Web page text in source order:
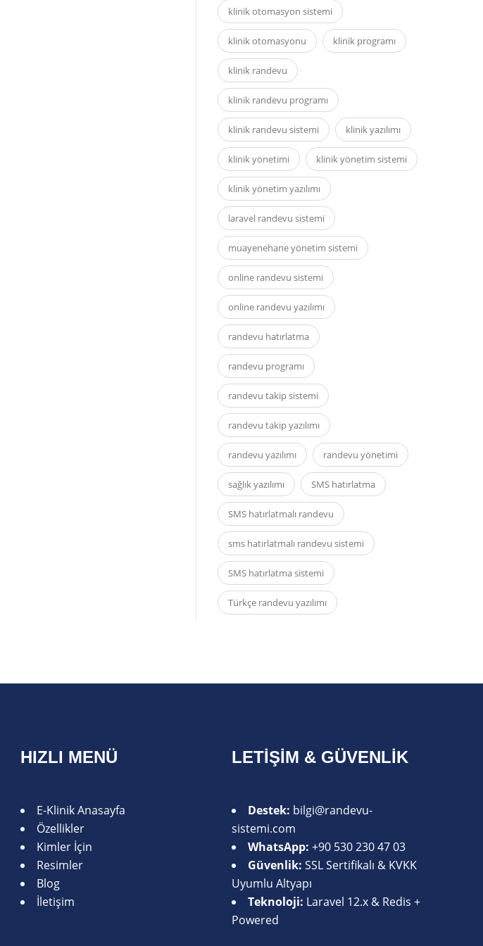
klinik otomasyon sistemi
klinik otomasyonu klinik programı
klinik randevu
klinik randevu programı
klinik randevu sistemi klinik yazılımı
klinik yönetimi klinik yönetim sistemi
klinik yönetim yazılımı
laravel randevu sistemi
muayenehane yönetim sistemi
online randevu sistemi
online randevu yazılımı
randevu hatırlatma
randevu programı
randevu takip sistemi
randevu takip yazılımı
randevu yazılımı randevu yönetimi
sağlık yazılımı SMS hatırlatma
SMS hatırlatmalı randevu
sms hatırlatmalı randevu sistemi
SMS hatırlatma sistemi
Türkçe randevu yazılımı
HIZLI MENÜ
E-Klinik Anasayfa
Özellikler
Kimler İçin
Resimler
Blog
İletişim
LETIŞIM & GÜVENLIK
Destek: bilgi@randevu-
sistemi.com
WhatsApp: +90 530 230 47 03
Güvenlik: SSL Sertifikalı & KVKK
Uyumlu Altyapı
Teknoloji: Laravel 12.x & Redis +
Powered